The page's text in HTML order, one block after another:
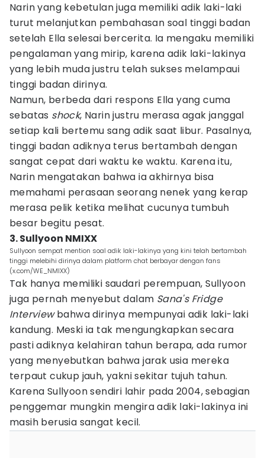
Narin yang kebetulan juga memiliki adik laki-laki
turut melanjutkan pembahasan soal tinggi badan
setelah Ella selesai bercerita. Ia mengaku memiliki
pengalaman yang mirip, karena adik laki-lakinya
yang lebih muda justru telah sukses melampaui
tinggi badan dirinya.
Namun, berbeda dari respons Ella yang cuma
sebatas shock, Narin justru merasa agak janggal
setiap kali bertemu sang adik saat libur. Pasalnya,
tinggi badan adiknya terus bertambah dengan
sangat cepat dari waktu ke waktu. Karena itu,
Narin mengatakan bahwa ia akhirnya bisa
memahami perasaan seorang nenek yang kerap
merasa pelik ketika melihat cucunya tumbuh
besar begitu pesat.
3. Sullyoon NMIXX
Sullyoon sempat mention soal adik laki-lakinya yang kini telah bertambah
tinggi melebihi dirinya dalam platform chat berbayar dengan fans
(x.com/WE_NMIXX)
Tak hanya memiliki saudari perempuan, Sullyoon
juga pernah menyebut dalam Sana's Fridge
Interviewbahwa dirinya mempunyai adik laki-laki
kandung. Meski ia tak mengungkapkan secara
pasti adiknya kelahiran tahun berapa, ada rumor
yang menyebutkan bahwa jarak usia mereka
terpaut cukup jauh, yakni sekitar tujuh tahun.
Karena Sullyoon sendiri lahir pada 2004, sebagian
penggemar mungkin mengira adik laki-lakinya ini
masih berusia sangat kecil.